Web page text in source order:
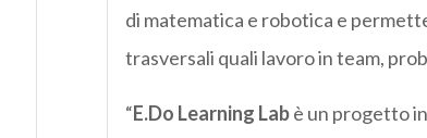
di matematica e robotica e
trasversali quali lavoro in team,
“E.Do Learning Labè un progetto